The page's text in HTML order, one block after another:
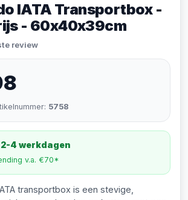
IATA Transportbox -
- 60x40x39cm
review
5758
4 werkdagen
v.a. €70*
transportbox is een stevige,